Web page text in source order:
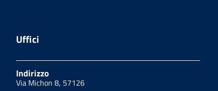
Uffici
Indirizzo
Via Michon 8, 57126